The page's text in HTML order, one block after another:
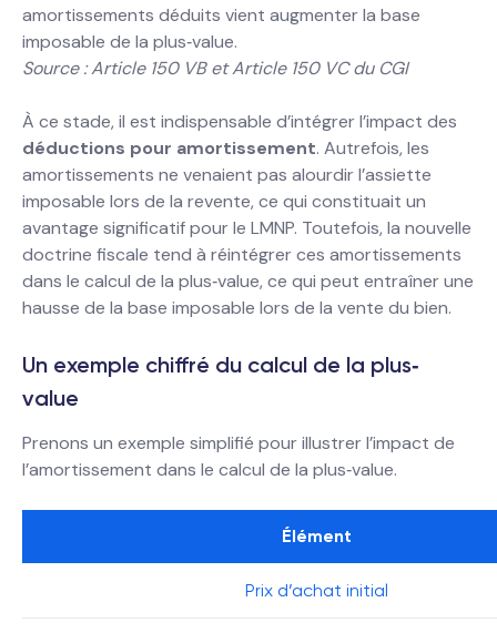
amortissements déduits vient augmenter la base
imposable de la plus‐value.
Source : Article 150 VB et Article 150 VC du CGI
À ce stade, il est indispensable d’intégrer l’impact des
déductions pour amortissement. Autrefois, les
amortissements ne venaient pas alourdir l’assiette
imposable lors de la revente, ce qui constituait un
avantage significatif pour le LMNP. Toutefois, la nouvelle
doctrine fiscale tend à réintégrer ces amortissements
dans le calcul de la plus‐value, ce qui peut entraîner une
hausse de la base imposable lors de la vente du bien.
Un exemple chiffré du calcul de la plus‐
value
Prenons un exemple simplifié pour illustrer l’impact de
l’amortissement dans le calcul de la plus‐value.
Élément
Prix d’achat initial